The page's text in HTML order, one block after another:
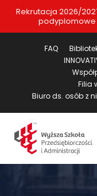
Rekrutacja 2026/
podyplomowe
FAQ
Filia
Biuro ds. osób z